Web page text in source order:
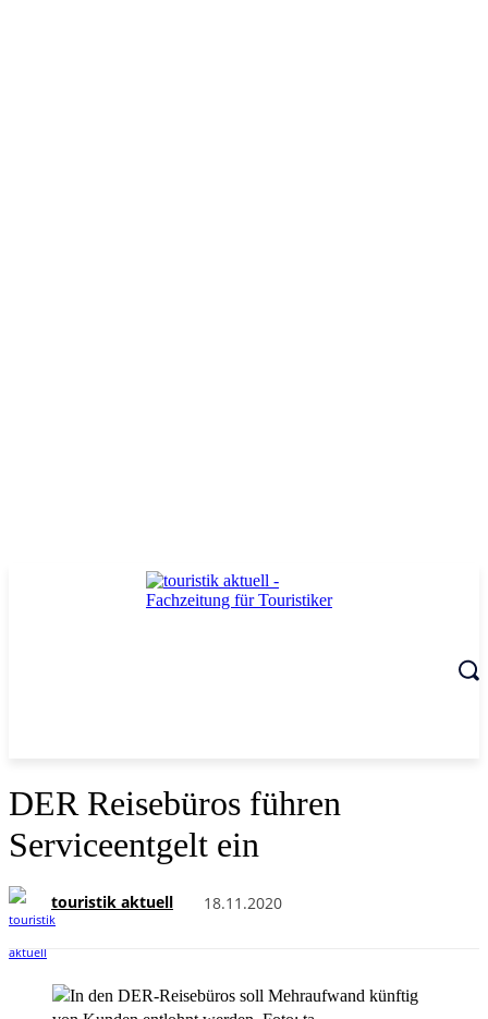
DER Reisebüros führen
Serviceentgelt ein
touristik aktuell 18.11.2020